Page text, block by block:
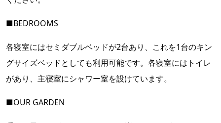
■BEDROOMS
各寝室にはセミダブルベッドが2台あり、これを1台のキン
グサイズベッドとしても利用可能です。各寝室にはトイレ
があり、主寝室にシャワー室を設けています。
■OUR GARDEN